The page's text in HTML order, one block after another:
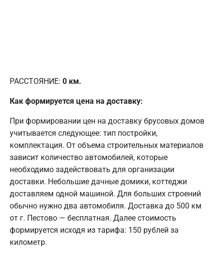
РАССТОЯНИЕ: 0 км.
Как формируется цена на доставку:
При формировании цен на доставку брусовых домов
учитывается следующее: тип постройки,
комплектация. От объема строительных материалов
зависит количество автомобилей, которые
необходимо задействовать для организации
доставки. Небольшие дачные домики, коттеджи
доставляем одной машиной. Для больших строений
обычно нужно два автомобиля. Доставка до 500 км
от г. Пестово — бесплатная. Далее стоимость
формируется исходя из тарифа: 150 рублей за
километр.